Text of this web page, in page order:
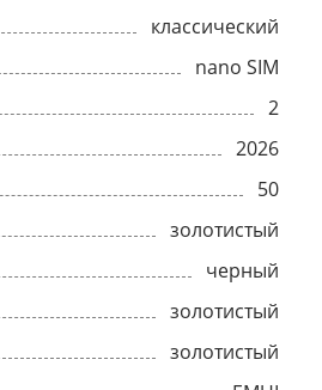
классический
nano SIM
2
2026
50
золотистый
черный
золотистый
золотистый